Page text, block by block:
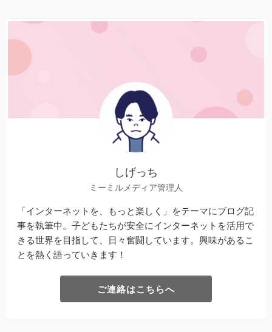
しげっち
ミーミルメディア管理人
「インターネットを、もっと楽しく」をテーマにブログ記
事を執筆中。子どもたちが安全にインターネットを活用で
きる世界を目指して、日々奮闘しています。興味があるこ
とを熱く語っていきます！
ご連絡はこちらへ